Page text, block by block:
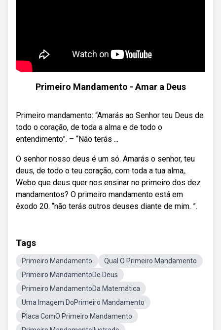
Primeiro Mandamento - Amar a Deus
Primeiro mandamento: “Amarás ao Senhor teu Deus de
todo o coração, de toda a alma e de todo o
entendimento”. – “Não terás ...
O senhor nosso deus é um só. Amarás o senhor, teu
deus, de todo o teu coração, com toda a tua alma,.
Webo que deus quer nos ensinar no primeiro dos dez
mandamentos? O primeiro mandamento está em
êxodo 20. “não terás outros deuses diante de mim. ”.
Tags
Primeiro Mandamento
Qual O Primeiro Mandamento
Primeiro MandamentoDe Deus
Primeiro MandamentoDa Matemática
Uma Imagem DoPrimeiro Mandamento
Placa ComO Primeiro Mandamento